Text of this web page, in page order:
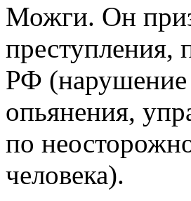
Можги. Он
преступления,
РФ (нарушение
опьянения,
по
человека).